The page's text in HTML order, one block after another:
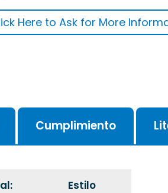
Here to Ask for More
Cumplimiento
Estilo